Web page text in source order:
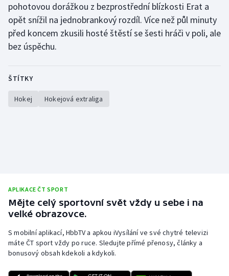
Vodní slalom
Volejbal
pohotovou dorážkou z bezprostřední blízkosti Erat a
opět snížil na jednobrankový rozdíl. Více než půl minuty
před koncem zkusili hosté štěstí se šesti hráči v poli, ale
bez úspěchu.
ŠTÍTKY
Hokej Hokejová extraliga
APLIKACE ČT SPORT
Mějte celý sportovní svět vždy u sebe i na
velké obrazovce.
S mobilní aplikací, HbbTV a apkou iVysílání ve své chytré televizi
máte ČT sport vždy po ruce. Sledujte přímé přenosy, články a
bonusový obsah kdekoli a kdykoli.